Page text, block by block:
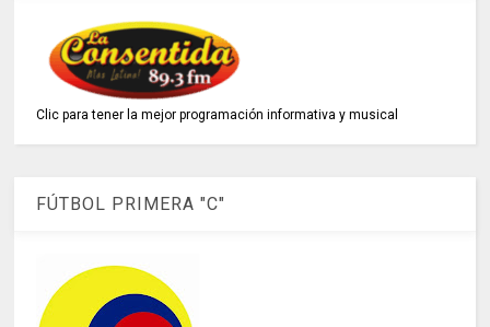
Clic para tener la mejor programación informativa y musical
FÚTBOL PRIMERA "C"